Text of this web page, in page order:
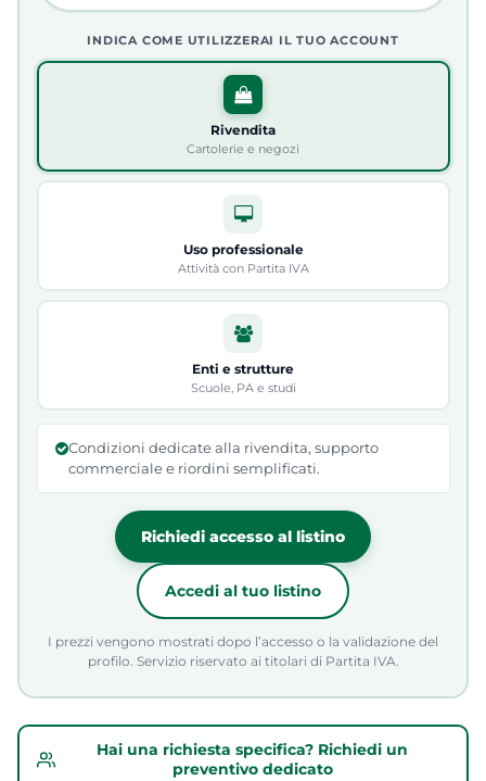
INDICA COME UTILIZZERAI IL TUO ACCOUNT
Rivendita
Cartolerie e negozi
Uso professionale
Attività con Partita IVA
Enti e strutture
Scuole, PA e studi
Condizioni dedicate alla rivendita, supporto
commerciale e riordini semplificati.
Richiedi accesso al listino
Accedi al tuo listino
I prezzi vengono mostrati dopo l’accesso o la validazione del
profilo. Servizio riservato ai titolari di Partita IVA.
Hai una richiesta specifica? Richiedi un
preventivo dedicato